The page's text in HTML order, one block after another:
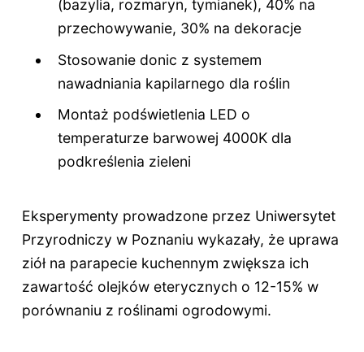
(bazylia, rozmaryn, tymianek), 40% na
przechowywanie, 30% na dekoracje
Stosowanie donic z systemem
nawadniania kapilarnego dla roślin
Montaż podświetlenia LED o
temperaturze barwowej 4000K dla
podkreślenia zieleni
Eksperymenty prowadzone przez Uniwersytet
Przyrodniczy w Poznaniu wykazały, że uprawa
ziół na parapecie kuchennym zwiększa ich
zawartość olejków eterycznych o 12-15% w
porównaniu z roślinami ogrodowymi.